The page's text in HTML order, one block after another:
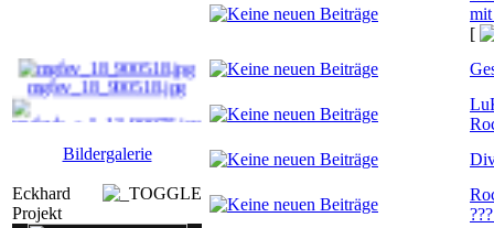
mgfev_18_900518.jpg
ncsh_9_90377.jpg
Bildergalerie
Eckhard
Projekt
mit
[